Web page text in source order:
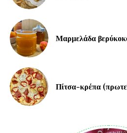
Μαρμελάδα
Πίτσα-κρέπα